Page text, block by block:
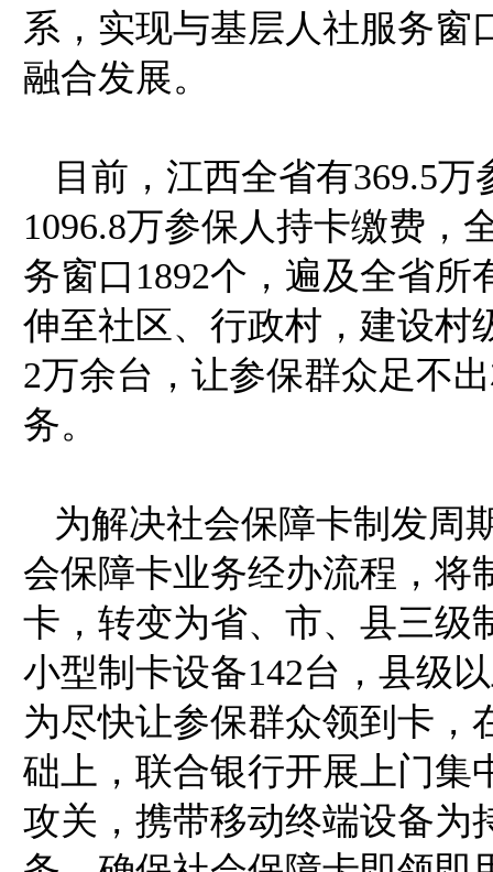
系，实现与基层人社服务窗
融合发展。
目前，江西全省有369.5
1096.8万参保人持卡缴费，
务窗口1892个，遍及全省
伸至社区、行政村，建设村
2万余台，让参保群众足不
务。
为解决社会保障卡制发周
会保障卡业务经办流程，将
卡，转变为省、市、县三级
小型制卡设备142台，县级
为尽快让参保群众领到卡，
础上，联合银行开展上门集
攻关，携带移动终端设备为